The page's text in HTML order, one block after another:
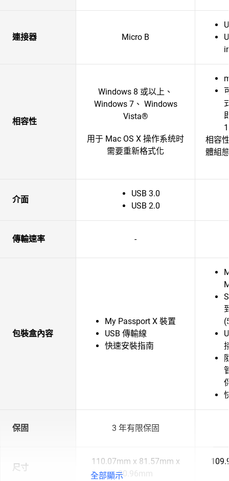
連接器 Micro B
相容性
Windows 8 或以上、
Windows 7、 Windows
Vista®
用于 Mac OS X 操作系统时
需要重新格式化
相容
體組
介面
USB 3.0
USB 2.0
傳輸速率 -
包裝盒內容
My Passport X 裝置
USB 傳輸線
快速安裝指南
保固 3 年有限保固
尺寸
110.07mm x 81.57mm x
20.96mm
全部顯示